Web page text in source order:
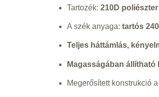
Tartozék: 210D
A szék anyaga: tartós
Teljes háttámlás,
Magasságában állítható
Megerősített konstrukció